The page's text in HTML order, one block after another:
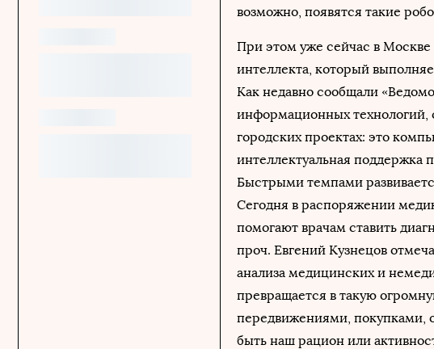
возможно, появятся такие
При этом уже сейчас в Москве
интеллекта, который
Как недавно сообщали
информационных технологий,
городских проектах: это
интеллектуальная поддержка
Быстрыми темпами
Сегодня в распоряжении
помогают врачам ставить
проч. Евгений Кузнецов
анализа медицинских и
превращается в такую
передвижениями, покупками,
быть наш рацион или